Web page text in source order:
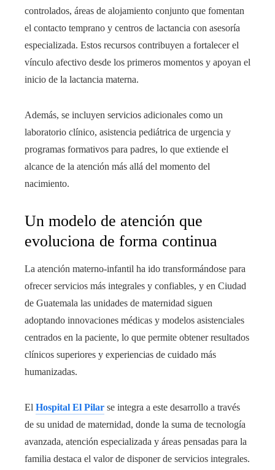
controlados, áreas de alojamiento conjunto que fomentan
el contacto temprano y centros de lactancia con asesoría
especializada. Estos recursos contribuyen a fortalecer el
vínculo afectivo desde los primeros momentos y apoyan el
inicio de la lactancia materna.
Además, se incluyen servicios adicionales como un
laboratorio clínico, asistencia pediátrica de urgencia y
programas formativos para padres, lo que extiende el
alcance de la atención más allá del momento del
nacimiento.
Un modelo de atención que
evoluciona de forma continua
La atención materno-infantil ha ido transformándose para
ofrecer servicios más integrales y confiables, y en Ciudad
de Guatemala las unidades de maternidad siguen
adoptando innovaciones médicas y modelos asistenciales
centrados en la paciente, lo que permite obtener resultados
clínicos superiores y experiencias de cuidado más
humanizadas.
El Hospital El Pilar se integra a este desarrollo a través
de su unidad de maternidad, donde la suma de tecnología
avanzada, atención especializada y áreas pensadas para la
familia destaca el valor de disponer de servicios integrales.